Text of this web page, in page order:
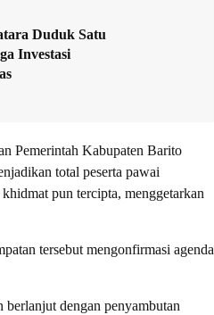
Duduk Satu
Investasi
Pemerintah Kabupaten Barito
total peserta pawai
pun tercipta, menggetarkan
tersebut mengonfirmasi agenda
dengan penyambutan